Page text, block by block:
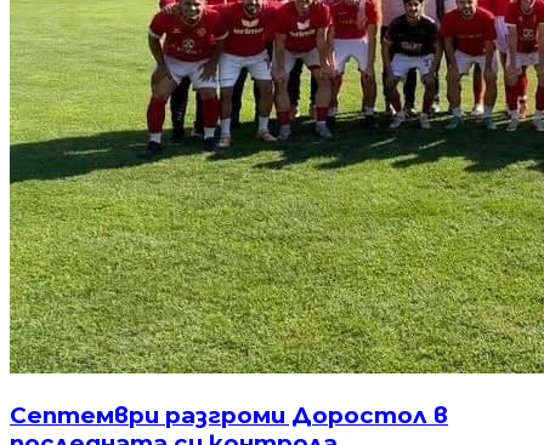
Септември разгроми Доростол в